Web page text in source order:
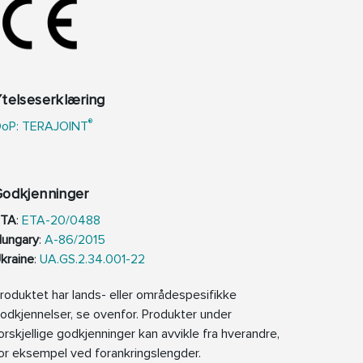
TERAJOINT®
: ETA-20/0488
: A-86/2015
: UA.GS.2.34.001-22
har lands- eller områdespesifikke
se ovenfor. Produkter under
godkjenninger kan avvikle fra hverandre,
eksempel ved forankringslengder.